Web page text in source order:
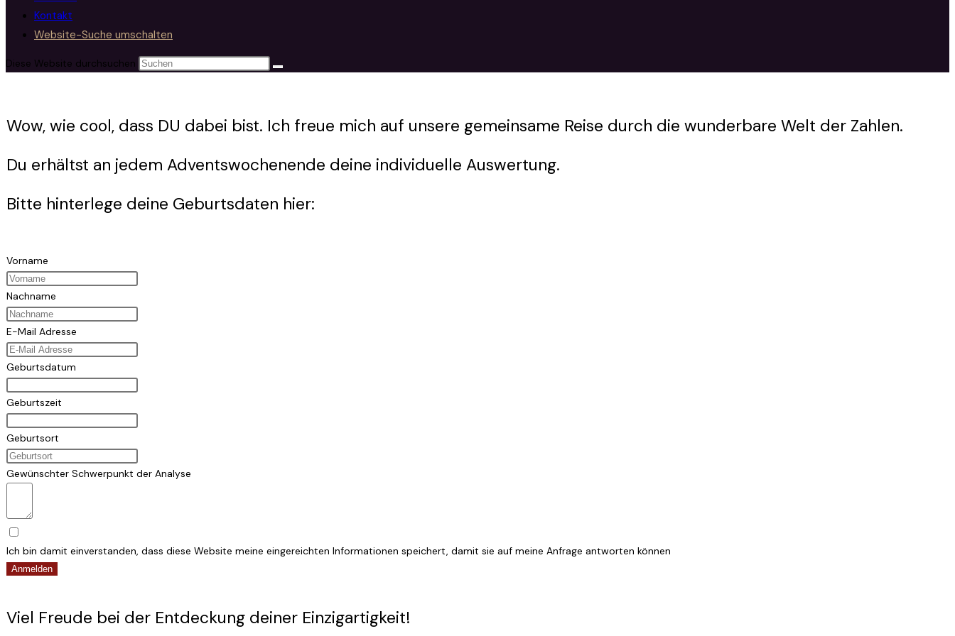
Kontakt
Website-Suche umschalten
Diese Website durchsuchen
Wow, wie cool, dass DU dabei bist. Ich freue mich auf unsere gemeinsame Reise durch die wunderbare Welt der Zahlen.
Du erhältst an jedem Adventswochenende deine individuelle Auswertung.
Bitte hinterlege deine Geburtsdaten hier:
Vorname
Nachname
E-Mail Adresse
Geburtsdatum
Geburtszeit
Geburtsort
Gewünschter Schwerpunkt der Analyse
Ich bin damit einverstanden, dass diese Website meine eingereichten Informationen speichert, damit sie auf meine Anfrage antworten können
Anmelden
Viel Freude bei der Entdeckung deiner Einzigartigkeit!